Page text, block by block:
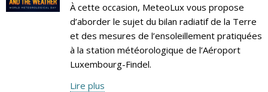
À cette occasion, MeteoLux vous propose
d’aborder le sujet du bilan radiatif de la Terre
et des mesures de l’ensoleillement pratiquées
à la station météorologique de l’Aéroport
Luxembourg-Findel.
Lire plus